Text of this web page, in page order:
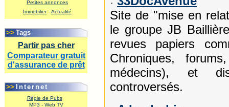
Petites annonces
Immobilier -Actualité
>> Tags
Partir pas cher
Comparateur gratuit
d'assurance de prêt
>> Internet
Régie de Pubs
MP3 - Web TV
Site de "mise en
le groupe JB
revues papiers
Chroniques,
médecins), et
controversés.